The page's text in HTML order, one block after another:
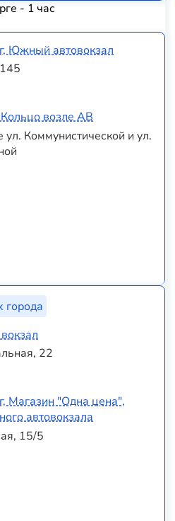
- 1 час
Южный автовокзал
возле АВ
ул. Коммунистической и ул.
города
22
Магазин "Одна цена",
автовокзала
15/5